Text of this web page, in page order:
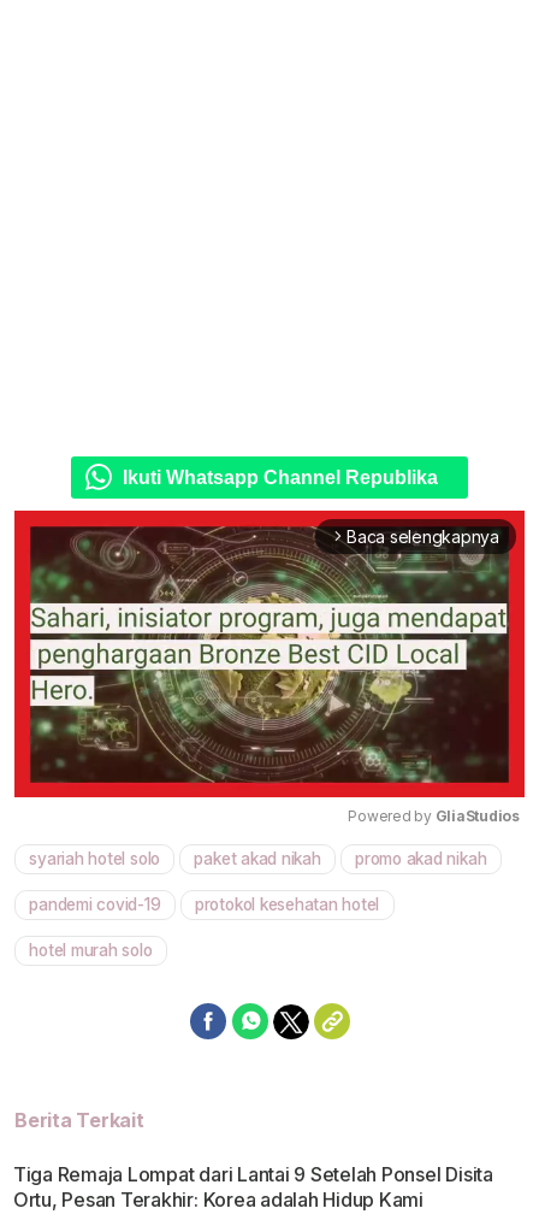
Ikuti Whatsapp Channel Republika
arrow_forward_ios Baca selengkapnya
Mute
Powered by GliaStudios
syariah hotel solo paket akad nikah promo akad nikah
pandemi covid-19 protokol kesehatan hotel
hotel murah solo
Berita Terkait
Tiga Remaja Lompat dari Lantai 9 Setelah Ponsel Disita
Ortu, Pesan Terakhir: Korea adalah Hidup Kami